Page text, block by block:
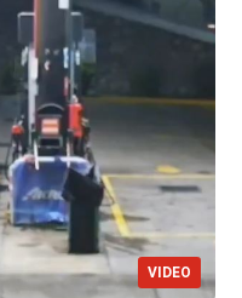
VIDEO